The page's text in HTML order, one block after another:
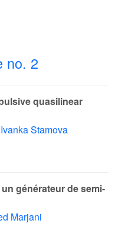
no. 2
quasilinear
Ivanka Stamova
générateur de semi-
Marjani